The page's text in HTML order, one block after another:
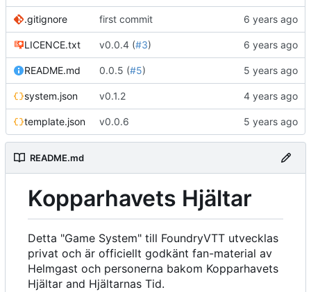
.gitignore first commit
LICENCE.txt v0.0.4 (#3)
README.md 0.0.5 (#5)
system.json v0.1.2
template.json v0.0.6
README.md
Kopparhavets Hjältar
Detta "Game System" till FoundryVTT utvecklas
privat och är officiellt godkänt fan-material av
Helmgast och personerna bakom Kopparhavets
Hjältar and Hjältarnas Tid.